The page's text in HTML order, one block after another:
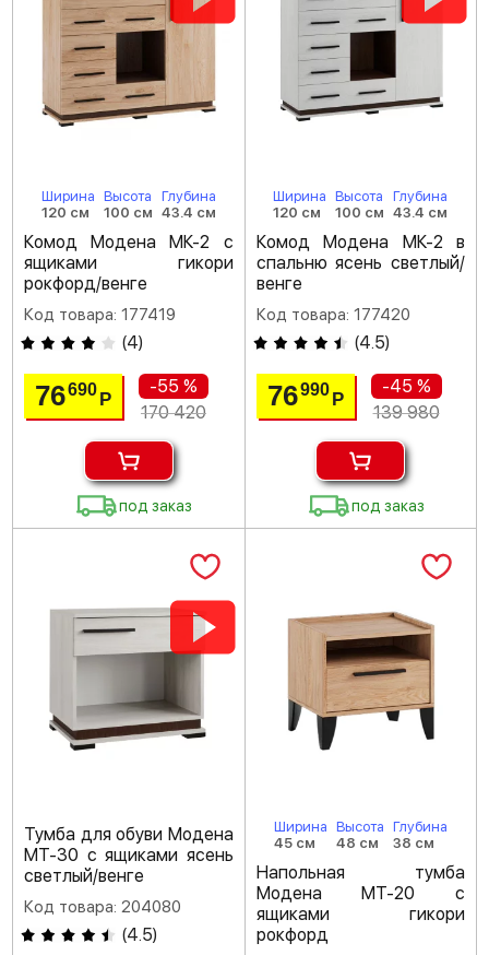
Ширина
120 см
Высота
100 см
Глубина
43.4 см
Комод Модена МК-2 с
ящиками гикори
рокфорд/венге
Код товара: 177419
(4)
76690Р
-55 %
170 420
под заказ
Ширина
120 см
Высота
100 см
Глубина
43.4 см
Комод Модена МК-2 в
спальню ясень светлый/
венге
Код товара: 177420
(4.5)
76990 Р
-45 %
139 980
под заказ
Тумба для обуви Модена
МТ-30 с ящиками ясень
светлый/венге
Код товара: 204080
(4.5)
Ширина
45 см
Высота
48 см
Глубина
38 см
Напольная тумба
Модена МТ-20 с
ящиками гикори
рокфорд